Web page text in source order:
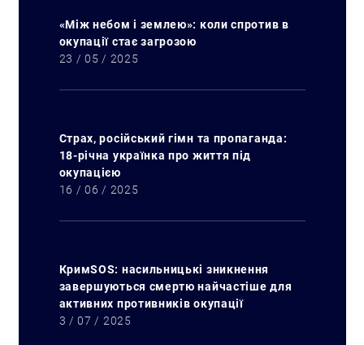
«Між небом і землею»: коли спротив в
окупації стає загрозою
23 / 05 / 2025
Страх, російський гімн та пропаганда:
18-річна українка про життя під
окупацією
16 / 06 / 2025
КримSOS: насильницькі зникнення
завершуються смертю найчастіше для
активних противників окупації
3 / 07 / 2025